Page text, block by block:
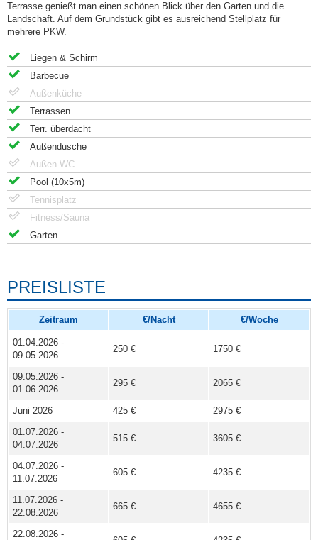
Terrasse genießt man einen schönen Blick über den Garten und die
Landschaft. Auf dem Grundstück gibt es ausreichend Stellplatz für
mehrere PKW.
Liegen & Schirm
Barbecue
Außenküche
Terrassen
Terr. überdacht
Außendusche
Außen-WC
Pool (10x5m)
Tennisplatz
Fitness/Sauna
Garten
PREISLISTE
Zeitraum €/Nacht €/Woche
01.04.2026 -
09.05.2026
250 € 1750 €
09.05.2026 -
01.06.2026
295 € 2065 €
Juni 2026 425 €
2975 €
01.07.2026 -
04.07.2026
515 € 3605 €
04.07.2026 -
11.07.2026
605 € 4235 €
11.07.2026 -
22.08.2026
665 € 4655 €
22.08.2026 -